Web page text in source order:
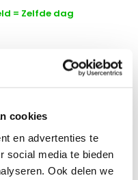
cookies
en advertenties te
social media te bieden
Ook delen we
= Zelfde dag